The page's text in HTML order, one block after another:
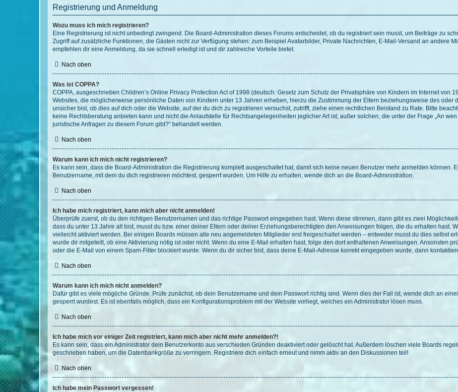
Registrierung und Anmeldung
Wozu muss ich mich registrieren?
Eine Registrierung ist nicht unbedingt zwingend. Die Board-Administration dieses Forums entscheidet, ob du registriert sein musst, um Beiträge zu
Zugriff auf zusätzliche Funktionen, die Gästen nicht zur Verfügung stehen: zum Beispiel Avatarbilder, Private Nachrichten, E-Mail-Versand an andere
empfehlen dir eine Anmeldung, da sie schnell erledigt ist und dir zahlreiche Vorteile bietet.
Nach oben
Was ist COPPA?
COPPA, ausgeschrieben Children’s Online Privacy Protection Act of 1998 (deutsch: Gesetz zum Schutz der Privatsphäre von Kindern im Internet von
Websites, die möglicherweise persönliche Daten von Kindern unter 13 Jahren erheben, hierzu die Zustimmung der Eltern beziehungsweise des oder
unsicher bist, ob dies auf dich oder die Website, auf der du dich zu registrieren versuchst, zutrifft, ziehe einen rechtlichen Beistand zu Rate. Bitte
keine Rechtsberatung anbieten kann und nicht die Anlaufstelle für Rechtsangelegenheiten jeglicher Art ist; außer solchen, die unter der Frage „An
juristische Anfragen zu diesem Forum gibt?“ behandelt werden.
Nach oben
Warum kann ich mich nicht registrieren?
Es kann sein, dass die Board-Administration die Registrierung komplett ausgeschaltet hat, damit sich keine neuen Benutzer mehr anmelden können.
Benutzername, mit dem du dich registrieren möchtest, gesperrt wurden. Um Hilfe zu erhalten, wende dich an die Board-Administration.
Nach oben
Ich habe mich registriert, kann mich aber nicht anmelden!
Überprüfe zuerst, ob du den richtigen Benutzernamen und das richtige Passwort eingegeben hast. Wenn diese stimmen, dann gibt es zwei
dass du unter 13 Jahre alt bist, musst du bzw. einer deiner Eltern oder deiner Erziehungsberechtigten den Anweisungen folgen, die du erhalten hast.
vielleicht aktiviert werden. Bei einigen Boards müssen alle neu angemeldeten Mitglieder erst freigeschaltet werden – entweder musst du dies selbst
wurde dir mitgeteilt, ob eine Aktivierung nötig ist oder nicht. Wenn du eine E-Mail erhalten hast, folge den dort enthaltenen Anweisungen. Ansonsten
oder die E-Mail von einem Spam-Filter blockiert wurde. Wenn du dir sicher bist, dass deine E-Mail-Adresse korrekt eingegeben wurde, dann
Nach oben
Warum kann ich mich nicht anmelden?
Dafür gibt es viele mögliche Gründe. Prüfe zunächst, ob dein Benutzername und dein Passwort richtig sind. Wenn dies der Fall ist, wende dich an
gesperrt wurdest. Es ist ebenfalls möglich, dass ein Konfigurationsproblem mit der Website vorliegt, welches ein Administrator lösen muss.
Nach oben
Ich habe mich vor einiger Zeit registriert, kann mich aber nicht mehr anmelden?!
Es kann sein, dass ein Administrator dein Benutzerkonto aus verschieden Gründen deaktiviert oder gelöscht hat. Außerdem löschen viele Boards
geschrieben haben, um die Datenbankgröße zu verringern. Registriere dich einfach erneut und nimm aktiv an den Diskussionen teil!
Nach oben
Ich habe mein Passwort vergessen!